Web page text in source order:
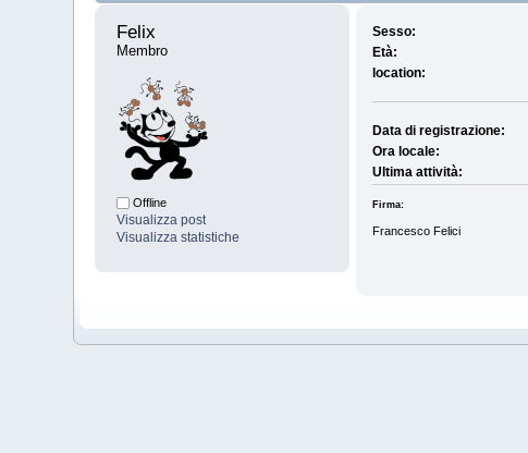
Felix
Membro
Offline
Visualizza post
Visualizza statistiche
Sesso:
Età:
location:
Data di registrazione:
Ora locale:
Ultima attività:
Firma:
Francesco Felici